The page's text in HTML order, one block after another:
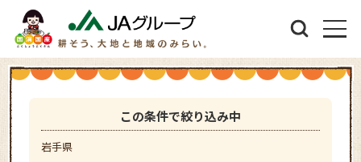
この条件で絞り込み中
岩手県